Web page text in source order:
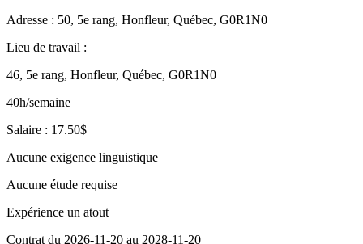
Adresse : 50, 5e rang, Honfleur, Québec, G0R1N0
Lieu de travail :
46, 5e rang, Honfleur, Québec, G0R1N0
40h/semaine
Salaire : 17.50$
Aucune exigence linguistique
Aucune étude requise
Expérience un atout
Contrat du 2026-11-20 au 2028-11-20